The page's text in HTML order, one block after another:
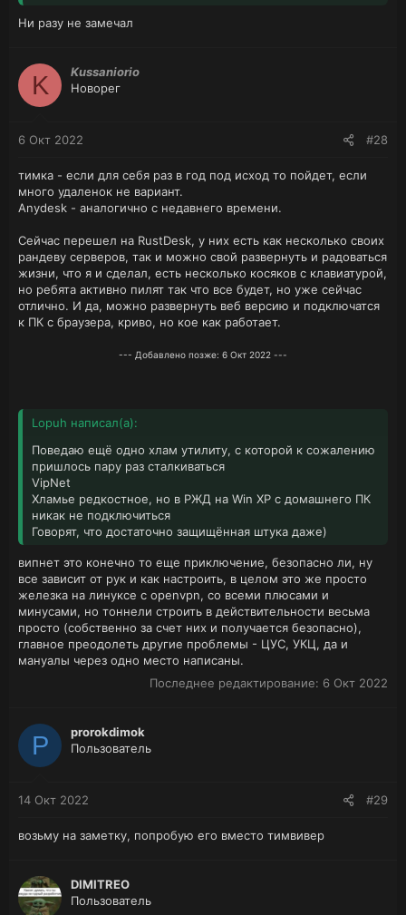
Ни разу не замечал
K
Kussaniorio
Новорег
6 Окт 2022 #28
тимка - если для себя раз в год под исход то пойдет, если
много удаленок не вариант.
Anydesk - аналогично с недавнего времени.
Сейчас перешел на RustDesk, у них есть как несколько своих
рандеву серверов, так и можно свой развернуть и радоваться
жизни, что я и сделал, есть несколько косяков с клавиатурой,
но ребята активно пилят так что все будет, но уже сейчас
отлично. И да, можно развернуть веб версию и подключатся
к ПК с браузера, криво, но кое как работает.
--- Добавлено позже: 6 Окт 2022 ---
Lopuh написал(а):
Поведаю ещё одно хлам утилиту, с которой к сожалению
пришлось пару раз сталкиваться
VipNet
Хламье редкостное, но в РЖД на Win XP с домашнего ПК
никак не подключиться
Говорят, что достаточно защищённая штука даже)
випнет это конечно то еще приключение, безопасно ли, ну
все зависит от рук и как настроить, в целом это же просто
железка на линуксе с openvpn, со всеми плюсами и
минусами, но тоннели строить в действительности весьма
просто (собственно за счет них и получается безопасно),
главное преодолеть другие проблемы - ЦУС, УКЦ, да и
мануалы через одно место написаны.
Последнее редактирование: 6 Окт 2022
P
prorokdimok
Пользователь
14 Окт 2022 #29
возьму на заметку, попробую его вместо тимвивер
DIMITREO
Пользователь